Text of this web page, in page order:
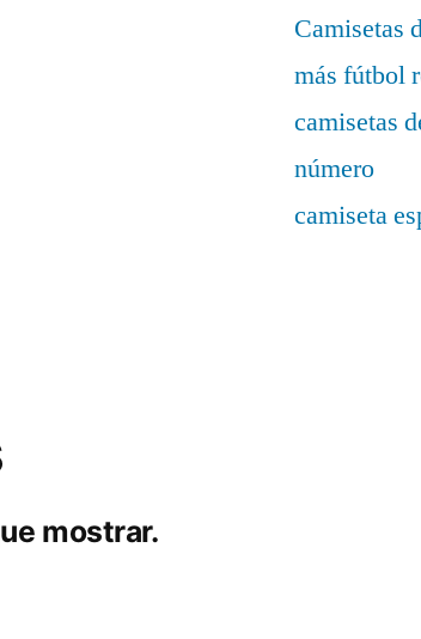
Camisetas
más fútbol
camisetas
número
camiseta
mostrar.